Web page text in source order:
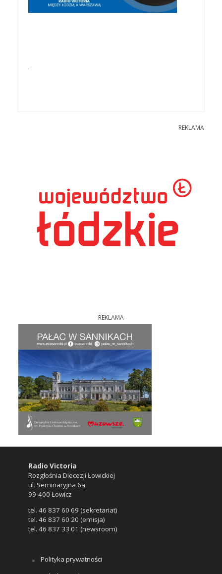
.
REKLAMA
REKLAMA
Radio Victoria
Rozgłośnia Diecezji Łowickiej
ul. Seminaryjna 6a
99-400 Łowicz
tel. 46 837 60 69 (sekretariat)
tel. 46 837 60 20 (emisja)
tel. 46 837 33 01 (newsroom)
Polityka prywatności